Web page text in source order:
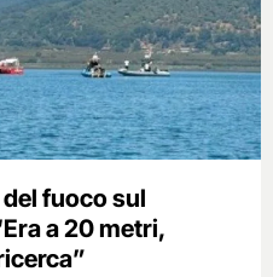
fuoco sul
a 20 metri,